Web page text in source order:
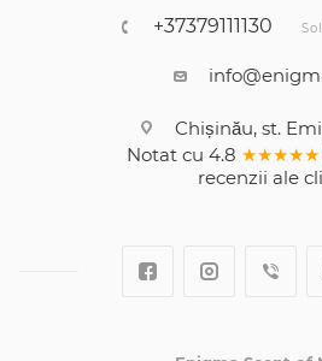
+37379111130
Chișinău, st.
Notat cu 4.8 ★★★★★
recenzii ale